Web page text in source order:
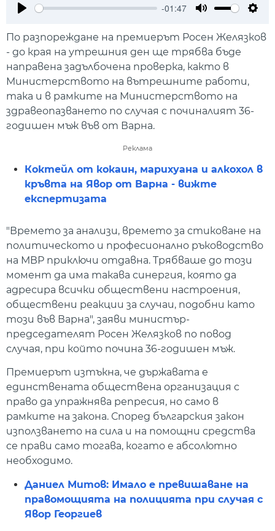
-01:47
По разпореждане на премиерът Росен Желязков
- до края на утрешния ден ще трябва бъде
направена задълбочена проверка, както в
Министерството на вътрешните работи,
така и в рамките на Министерството на
здравеопазването по случая с починалият 36-
годишен мъж във от Варна.
Реклама
Коктейл от кокаин, марихуана и алкохол в
кръвта на Явор от Варна - вижте
експертизата
"Времето за анализи, времето за стиковане на
политическото и професионално ръководство
на МВР приключи oтдавна. Tрябваше до този
момент да има такава синергия, която да
адресира всички обществени настроения,
обществени реакции за случаи, подобни като
този във Варна", заяви министър-
председателят Росен Желязков по повод
случая, при който почина 36-годишен мъж.
Премиерът изтъкна, че държавата е
единствената обществена организация с
право да упражнява репресия, но само в
рамките на закона. Според българския закон
използването на сила и на помощни средства
се прави само тогава, когато е абсолютно
необходимо.
Даниел Митов: Имало е превишаване на
правомощията на полицията при случая с
Явор Георгиев